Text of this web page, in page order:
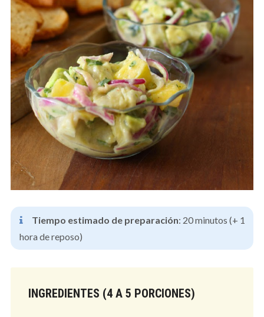
Tiempo estimado de preparación: 20 minutos (+ 1
hora de reposo)
INGREDIENTES (4 A 5 PORCIONES)